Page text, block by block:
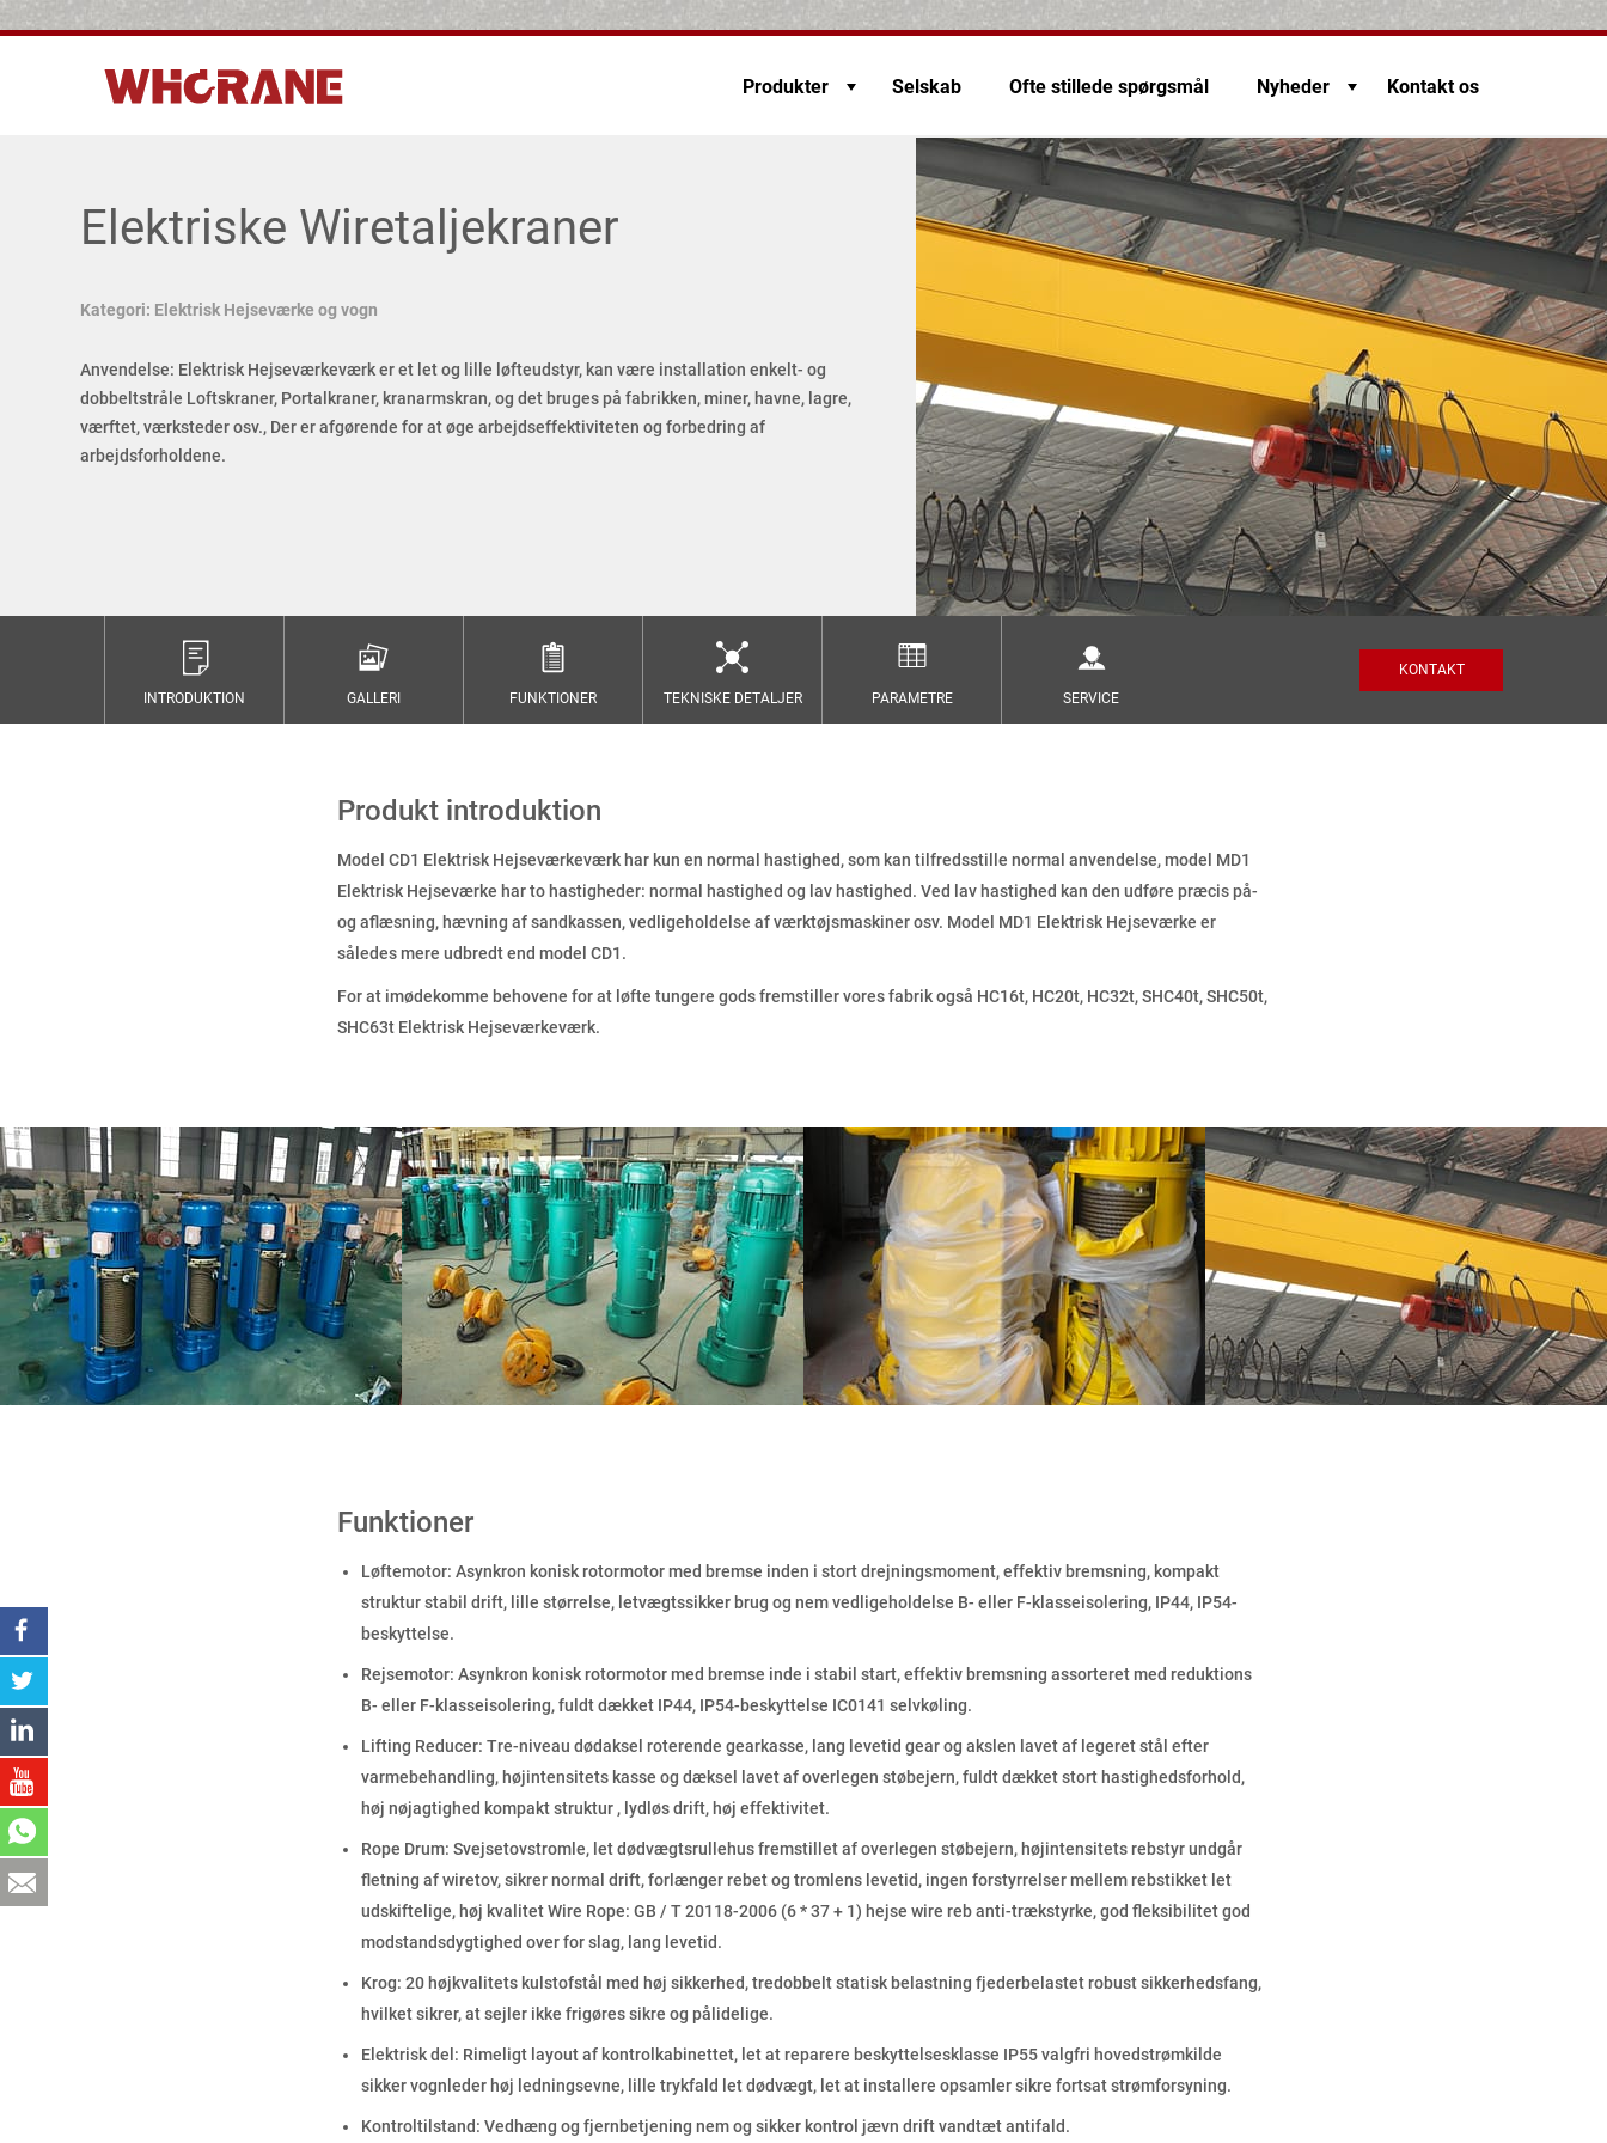
Produkter Selskab Ofte stillede spørgsmål Nyheder Kontakt os
Elektriske Wiretaljekraner
Kategori: Elektrisk Hejseværke og vogn
Anvendelse: Elektrisk Hejseværkeværk er et let og lille løfteudstyr, kan være installation enkelt- og
dobbeltstråle Loftskraner, Portalkraner, kranarmskran, og det bruges på fabrikken, miner, havne, lagre,
værftet, værksteder osv., Der er afgørende for at øge arbejdseffektiviteten og forbedring af
arbejdsforholdene.
INTRODUKTION GALLERI FUNKTIONER TEKNISKE DETALJER PARAMETRE SERVICE
KONTAKT
Produkt introduktion
Model CD1 Elektrisk Hejseværkeværk har kun en normal hastighed, som kan tilfredsstille normal anvendelse, model MD1
Elektrisk Hejseværke har to hastigheder: normal hastighed og lav hastighed. Ved lav hastighed kan den udføre præcis på-
og aflæsning, hævning af sandkassen, vedligeholdelse af værktøjsmaskiner osv. Model MD1 Elektrisk Hejseværke er
således mere udbredt end model CD1.
For at imødekomme behovene for at løfte tungere gods fremstiller vores fabrik også HC16t, HC20t, HC32t, SHC40t, SHC50t,
SHC63t Elektrisk Hejseværkeværk.
Funktioner
Løftemotor: Asynkron konisk rotormotor med bremse inden i stort drejningsmoment, effektiv bremsning, kompakt
struktur stabil drift, lille størrelse, letvægtssikker brug og nem vedligeholdelse B- eller F-klasseisolering, IP44, IP54-
beskyttelse.
Rejsemotor: Asynkron konisk rotormotor med bremse inde i stabil start, effektiv bremsning assorteret med reduktions
B- eller F-klasseisolering, fuldt dækket IP44, IP54-beskyttelse IC0141 selvkøling.
Lifting Reducer: Tre-niveau dødaksel roterende gearkasse, lang levetid gear og akslen lavet af legeret stål efter
varmebehandling, højintensitets kasse og dæksel lavet af overlegen støbejern, fuldt dækket stort hastighedsforhold,
høj nøjagtighed kompakt struktur , lydløs drift, høj effektivitet.
Rope Drum: Svejsetovstromle, let dødvægtsrullehus fremstillet af overlegen støbejern, højintensitets rebstyr undgår
fletning af wiretov, sikrer normal drift, forlænger rebet og tromlens levetid, ingen forstyrrelser mellem rebstikket let
udskiftelige, høj kvalitet Wire Rope: GB / T 20118-2006 (6 * 37 + 1) hejse wire reb anti-trækstyrke, god fleksibilitet god
modstandsdygtighed over for slag, lang levetid.
Krog: 20 højkvalitets kulstofstål med høj sikkerhed, tredobbelt statisk belastning fjederbelastet robust sikkerhedsfang,
hvilket sikrer, at sejler ikke frigøres sikre og pålidelige.
Elektrisk del: Rimeligt layout af kontrolkabinettet, let at reparere beskyttelsesklasse IP55 valgfri hovedstrømkilde
sikker vognleder høj ledningsevne, lille trykfald let dødvægt, let at installere opsamler sikre fortsat strømforsyning.
Kontroltilstand: Vedhæng og fjernbetjening nem og sikker kontrol jævn drift vandtæt antifald.